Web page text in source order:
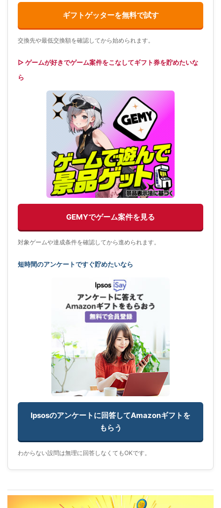
ギフトゲッターを無料で試す
交換先や最低交換額を確認してから始められます。
▷ ゲームが好きでゲーム案件をこなしてギフト券を貯めたいな
ら
GEMYでゲーム案件を見る
対象ゲームや達成条件を確認してから進められます。
短時間のアンケートですぐ貯めたいなら
Ipsosのアンケートに回答してAmazonギフトを
もらう
わからない設問は無理に回答しなくてもOKです。